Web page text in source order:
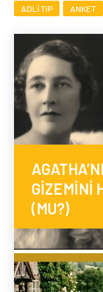
ADLI TIP ANKET
GİZEMİNİ
(MU?)